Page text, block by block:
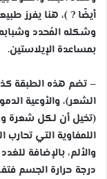
أيضًا ?)، هنا يفرز
وشكله المُحدد
بمساعدة الإيلاستين.
– تضم هذه الطبقة
الشعر)، والأوعية
(تخيل أن لكل شعرة
اللمفاوية التي
والألم، بالإضافة
درجة حرارة الجسم